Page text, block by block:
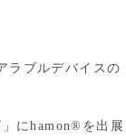
ラブルデバイスの
にhamon®を出展